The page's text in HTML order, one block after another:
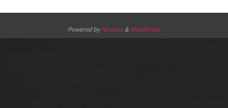
Powered byNirvana& WordPress.